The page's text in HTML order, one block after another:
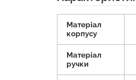
Матеріал
корпусу
Матеріал
ручки